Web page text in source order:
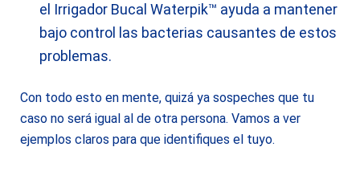
el Irrigador Bucal Waterpik™ ayuda a mantener
bajo control las bacterias causantes de estos
problemas.
Con todo esto en mente, quizá ya sospeches que tu
caso no será igual al de otra persona. Vamos a ver
ejemplos claros para que identifiques el tuyo.